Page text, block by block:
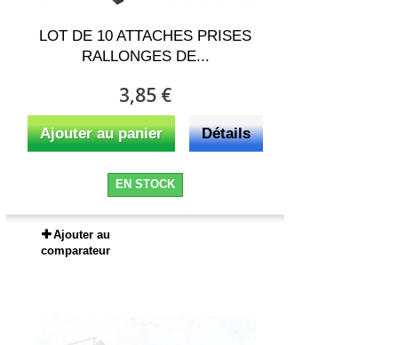
LOT DE 10 ATTACHES PRISES
RALLONGES DE...
3,85 €
Ajouter au panier Détails
EN STOCK
Ajouter au
comparateur